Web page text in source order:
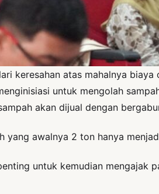
keresahan atas mahalnya
untuk mengolah
akan dijual dengan
awalnya 2 ton hanya
untuk kemudian mengajak